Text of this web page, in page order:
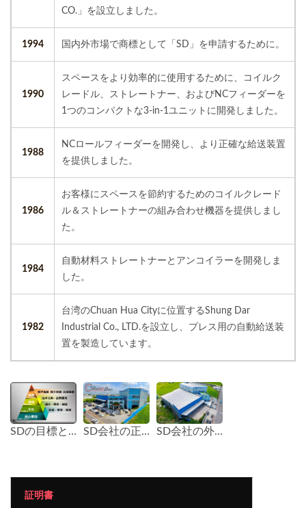
CO.」を設立しました。
1994 国内外市場で商標として「SD」を申請するために。
1990
スペースをより効率的に使用するために、コイルク
レードル、ストレートナー、およびNCフィーダーを
1つのコンパクトな3-in-1ユニットに開発しました。
1988
NCロールフィーダーを開発し、より正確な給送装置
を提供しました。
1986
お客様にスペースを節約するためのコイルクレード
ル＆ストレートナーの組み合わせ機器を提供しまし
た。
1984
自動材料ストレートナーとアンコイラーを開発しま
した。
1982
台湾のChuan Hua Cityに位置するShung Dar
Industrial Co., LTD.を設立し、プレス用の自動給送装
置を製造しています。
SDの目標とビジョン SD会社の正面写真 SD会社の外観写真
証明書